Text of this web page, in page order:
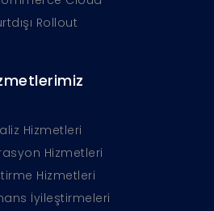
Rollout
Hizmetleri
Hizmetleri
Hizmetleri
İyileştirmeleri